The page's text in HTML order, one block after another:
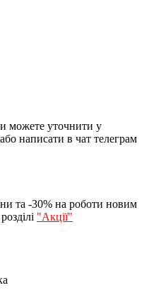
можете уточнити у
написати в чат телеграм
та -30% на роботи новим
"Акції"